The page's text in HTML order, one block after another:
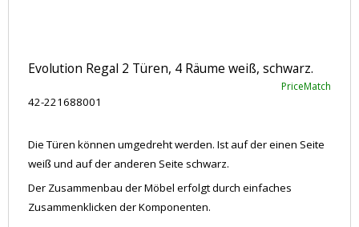
Evolution Regal 2 Türen, 4 Räume weiß, schwarz.
PriceMatch
42-221688001
Die Türen können umgedreht werden. Ist auf der einen Seite
weiß und auf der anderen Seite schwarz.
Der Zusammenbau der Möbel erfolgt durch einfaches
Zusammenklicken der Komponenten.